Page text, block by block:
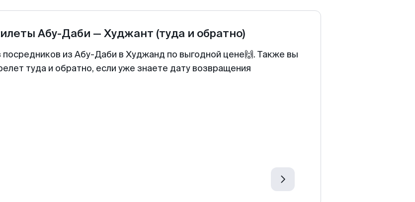
Абу-Даби — Худжант (туда и обратно)
из Абу-Даби в Худжанд по выгодной цене🙌. Также вы
туда и обратно, если уже знаете дату возвращения